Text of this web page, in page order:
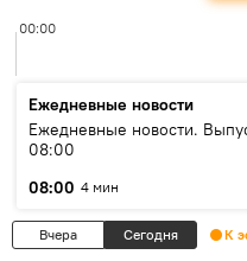
00:00
Ежедневные новости
Ежедневные новости.
08:00
08:00 4 мин
Вчера Сегодня К